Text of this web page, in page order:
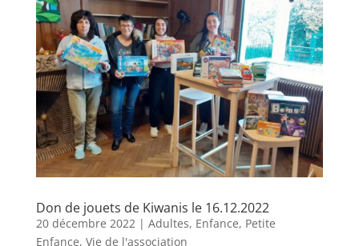
Don de jouets de Kiwanis le 16.12.2022
20 décembre 2022| Adultes, Enfance, Petite
Enfance, Vie de l'association